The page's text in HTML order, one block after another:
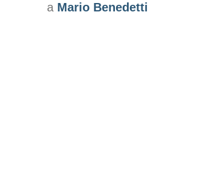
a Mario Benedetti